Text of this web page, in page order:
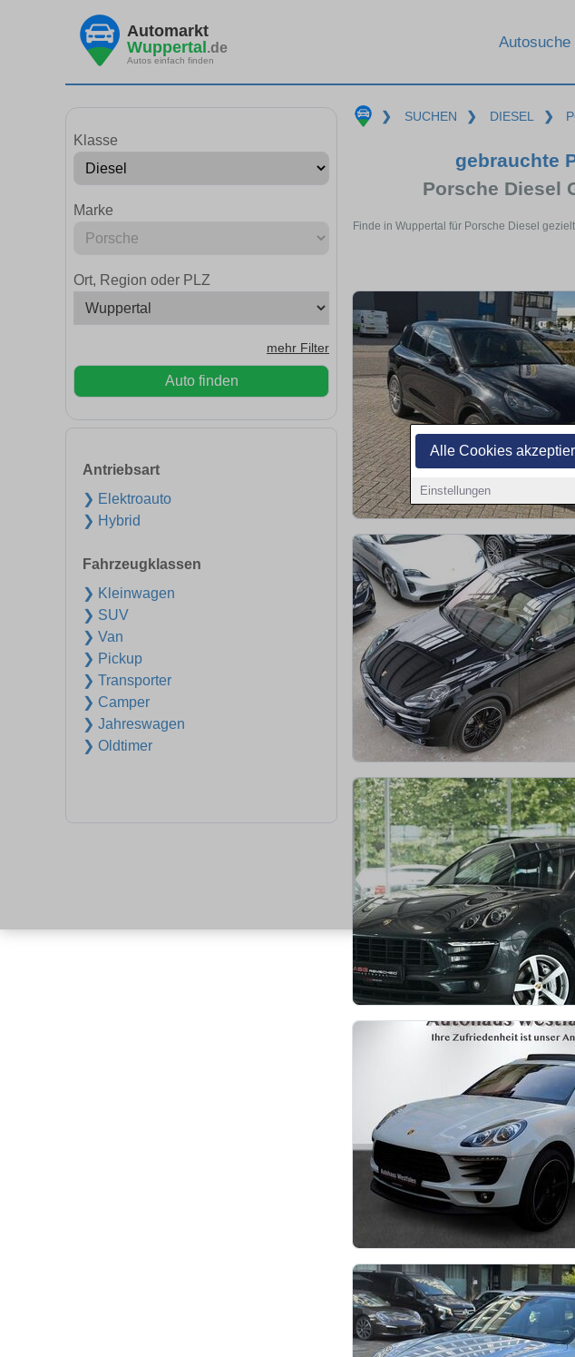
Alle Cookies
Einstellungen
Automarkt
Wuppertal.de
Autos einfach finden
Autosuche
Klasse
Marke
Ort, Region oder PLZ
mehr Filter
Auto finden
Antriebsart
❯ Elektroauto
❯ Hybrid
Fahrzeugklassen
❯ Kleinwagen
❯ SUV
❯ Van
❯ Pickup
❯ Transporter
❯ Camper
❯ Jahreswagen
❯ Oldtimer
❯ SUCHEN ❯ DIESEL ❯
gebrauchte
Porsche Diesel
Finde in Wuppertal für Porsche Diesel